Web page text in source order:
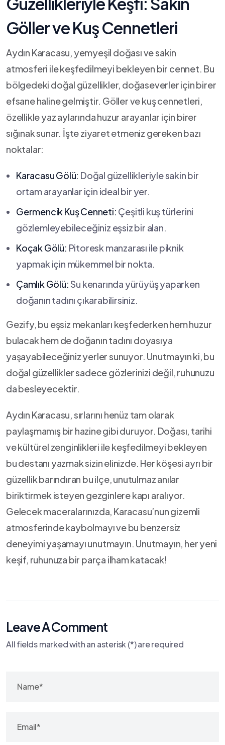
Göller ve Kuş Cennetleri
Aydın Karacasu, yemyeşil doğası ve sakin
‌atmosferi ile keşfedilmeyi bekleyen bir cennet. Bu
bölgedeki doğal ⁣güzellikler, doğaseverler için birer
efsane haline gelmiştir. Göller ve kuş cennetleri,
özellikle yaz aylarında huzur arayanlar için birer
sığınak sunar. İşte ziyaret etmeniz gereken bazı
noktalar:
Karacasu Gölü: Doğal güzellikleriyle sakin bir
⁤ortam arayanlar için ideal bir yer.
Germencik Kuş Cenneti: Çeşitli kuş türlerini
gözlemleyebileceğiniz eşsiz bir alan.
Koçak Gölü: Pitoresk ‌manzarası ile ⁢piknik
yapmak için mükemmel bir nokta.
Çamlık Gölü:Su kenarında yürüyüş yaparken
doğanın tadını çıkarabilirsiniz.
Gezify, bu eşsiz mekanları keşfederken hem huzur
bulacak hem de doğanın tadını doyasıya
yaşayabileceğiniz yerler sunuyor. Unutmayın ki, bu
doğal güzellikler sadece gözlerinizi değil, ruhunuzu
da besleyecektir.
Aydın‌ Karacasu, sırlarını henüz tam olarak
paylaşmamış bir hazine gibi duruyor. Doğası, tarihi
ve kültürel zenginlikleri ile keşfedilmeyi bekleyen
bu destanı yazmak sizin elinizde.‍ Her köşesi ayrı ⁣bir
güzellik​ barındıran bu ilçe, unutulmaz anılar
biriktirmek isteyen gezginlere kapı aralıyor.
Gelecek maceralarınızda, Karacasu’nun gizemli
atmosferinde kaybolmayı ve bu benzersiz
deneyimi yaşamayı unutmayın. Unutmayın, her ⁤yeni
keşif, ruhunuza bir parça ilham ⁣katacak!
Leave A Comment
All fields marked with an asterisk (*) are required